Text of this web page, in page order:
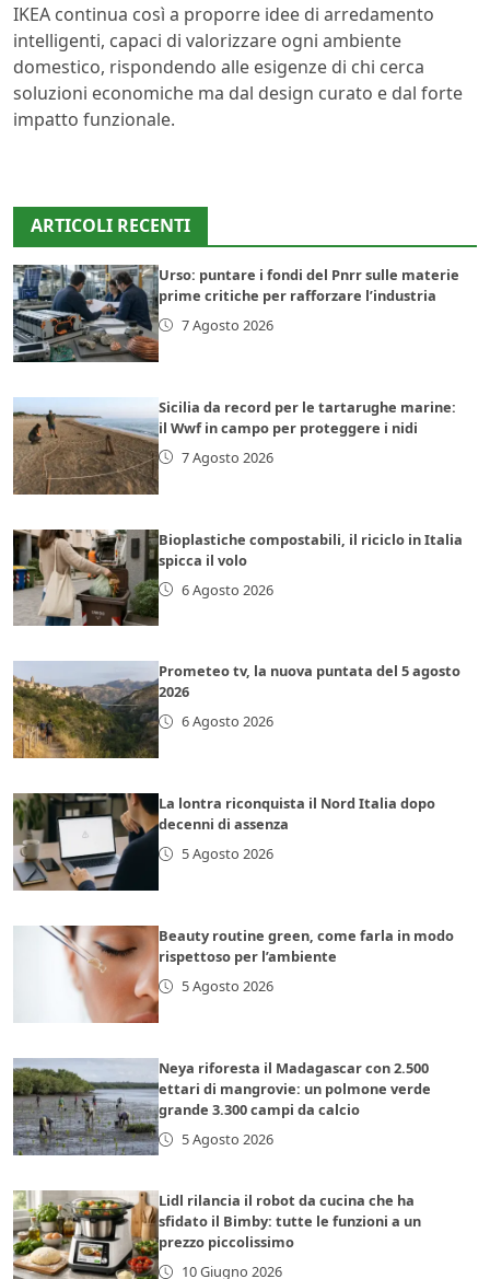
IKEA continua così a proporre idee di arredamento
intelligenti, capaci di valorizzare ogni ambiente
domestico, rispondendo alle esigenze di chi cerca
soluzioni economiche ma dal design curato e dal forte
impatto funzionale.
ARTICOLI RECENTI
Urso: puntare i fondi del Pnrr sulle materie
prime critiche per rafforzare l’industria
7 Agosto 2026
Sicilia da record per le tartarughe marine:
il Wwf in campo per proteggere i nidi
7 Agosto 2026
Bioplastiche compostabili, il riciclo in Italia
spicca il volo
6 Agosto 2026
Prometeo tv, la nuova puntata del 5 agosto
2026
6 Agosto 2026
La lontra riconquista il Nord Italia dopo
decenni di assenza
5 Agosto 2026
Beauty routine green, come farla in modo
rispettoso per l’ambiente
5 Agosto 2026
Neya riforesta il Madagascar con 2.500
ettari di mangrovie: un polmone verde
grande 3.300 campi da calcio
5 Agosto 2026
Lidl rilancia il robot da cucina che ha
sfidato il Bimby: tutte le funzioni a un
prezzo piccolissimo
10 Giugno 2026